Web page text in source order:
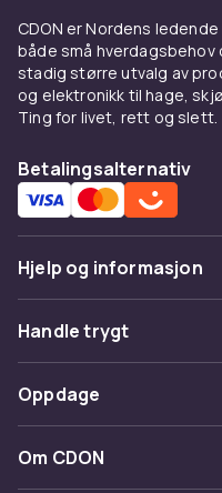
Servietter
anledning
Hvite servietter i
perfekt til
middagsbordet ved
en personlig touch
buffet og mingling,
stort format passer
Størrelse,
Servietter fås i en
lagtykkelser. De
lunsjserviet (33×33
(40×40 cm).
CDON er Nordens
både små hverdagsbehov
stadig større utvalg av
og elektronikk til hage,
Ting for livet, rett og slett.
Betalingsalternativ
Hjelp og informasjon
Vanlige spørsmål
Spor pakke
Angre & returner her
Kontakt oss
Handle trygt
Betaling
Levering
Oppdage
Kategorier
Om CDON